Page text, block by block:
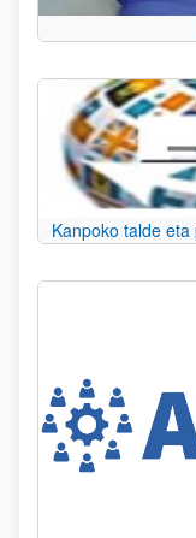
Kanpoko talde